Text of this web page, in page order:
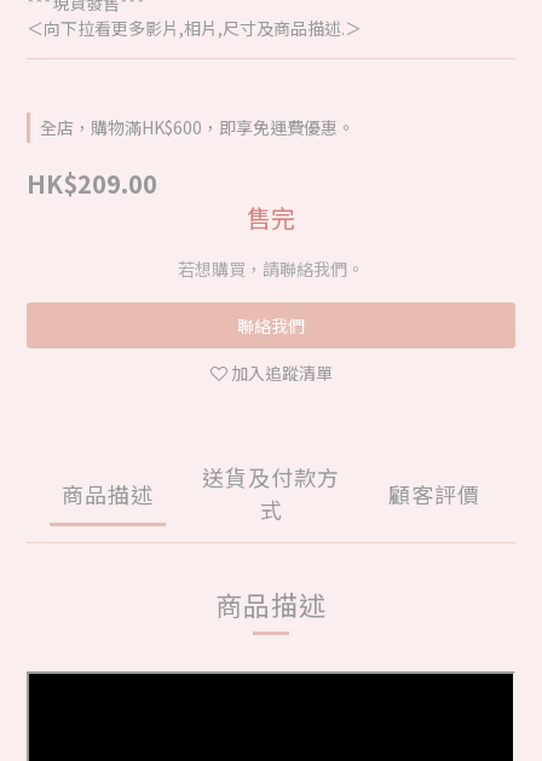
＜向下拉看更多影片,相片,尺寸及商品描述.＞
全店，購物滿HK$600，即享免運費優惠。
HK$209.00
售完
若想購買，請聯絡我們。
聯絡我們
加入追蹤清單
商品描述
送貨及付款方
式
顧客評價
商品描述